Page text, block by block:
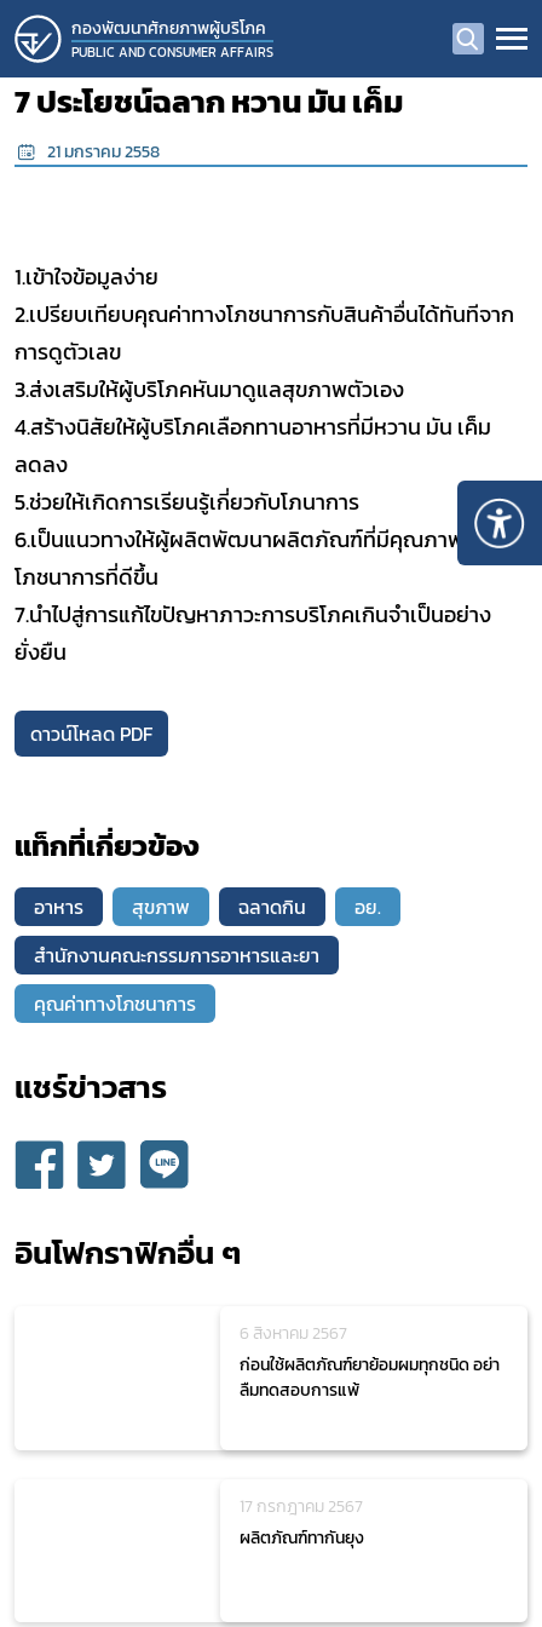
กองพัฒนาศักยภาพผู้บริโภค
PUBLIC AND CONSUMER AFFAIRS
7 ประโยชน์ฉลาก หวาน มัน เค็ม
21 มกราคม 2558
1.เข้าใจข้อมูลง่าย
2.เปรียบเทียบคุณค่าทางโภชนาการกับสินค้าอื่นได้ทันทีจาก
การดูตัวเลข
3.ส่งเสริมให้ผู้บริโภคหันมาดูแลสุขภาพตัวเอง
4.สร้างนิสัยให้ผู้บริโภคเลือกทานอาหารที่มีหวาน มัน เค็ม
ลดลง
5.ช่วยให้เกิดการเรียนรู้เกี่ยวกับโภนาการ
6.เป็นแนวทางให้ผู้ผลิตพัฒนาผลิตภัณฑ์ที่มีคุณภาพทาง
โภชนาการที่ดีขึ้น
7.นำไปสู่การแก้ไขปัญหาภาวะการบริโภคเกินจำเป็นอย่าง
ยั่งยืน
ดาวน์โหลด PDF
แท็กที่เกี่ยวข้อง
อาหาร สุขภาพ ฉลาดกิน
อย.
สำนักงานคณะกรรมการอาหารและยา
คุณค่าทางโภชนาการ
แชร์ข่าวสาร​
อินโฟกราฟิกอื่น ๆ
6 สิงหาคม 2567
ก่อนใช้ผลิตภัณฑ์ยาย้อมผมทุกชนิด อย่า
ลืมทดสอบการแพ้
17 กรกฎาคม 2567
ผลิตภัณฑ์ทากันยุง